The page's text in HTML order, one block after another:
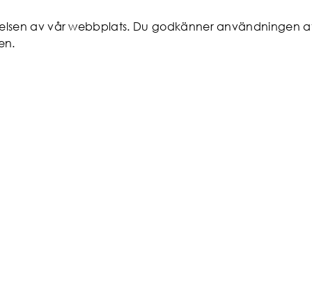
av vår webbplats. Du godkänner användningen